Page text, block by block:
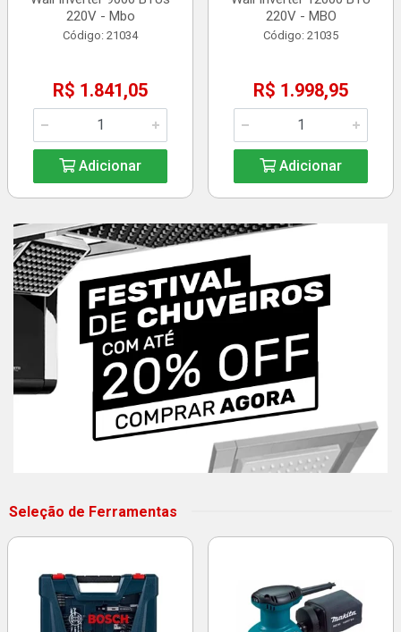
220V - Mbo
Código: 21034
R$ 1.841,05
Adicionar
220V - MBO
Código: 21035
R$ 1.998,95
Adicionar
Seleção de Ferramentas